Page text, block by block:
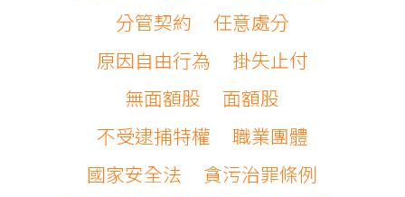
分管契約
任意處分
原因自由行為
掛失止付
無面額股
面額股
不受逮捕特權
職業團體
國家安全法
貪污治罪條例